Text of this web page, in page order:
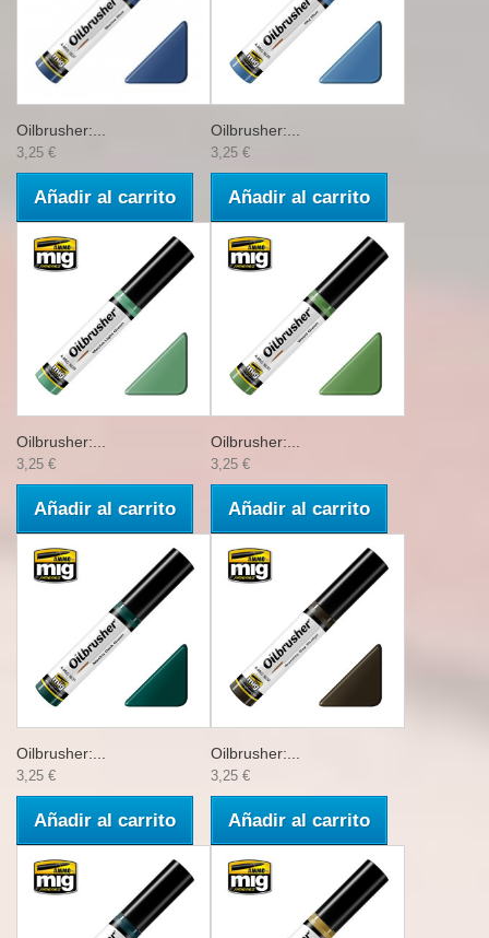
Oilbrusher:...
3,25 €
Añadir al carrito
Oilbrusher:...
3,25 €
Añadir al carrito
Oilbrusher:...
3,25 €
Añadir al carrito
Oilbrusher:...
3,25 €
Añadir al carrito
Oilbrusher:...
3,25 €
Añadir al carrito
Oilbrusher:...
3,25 €
Añadir al carrito